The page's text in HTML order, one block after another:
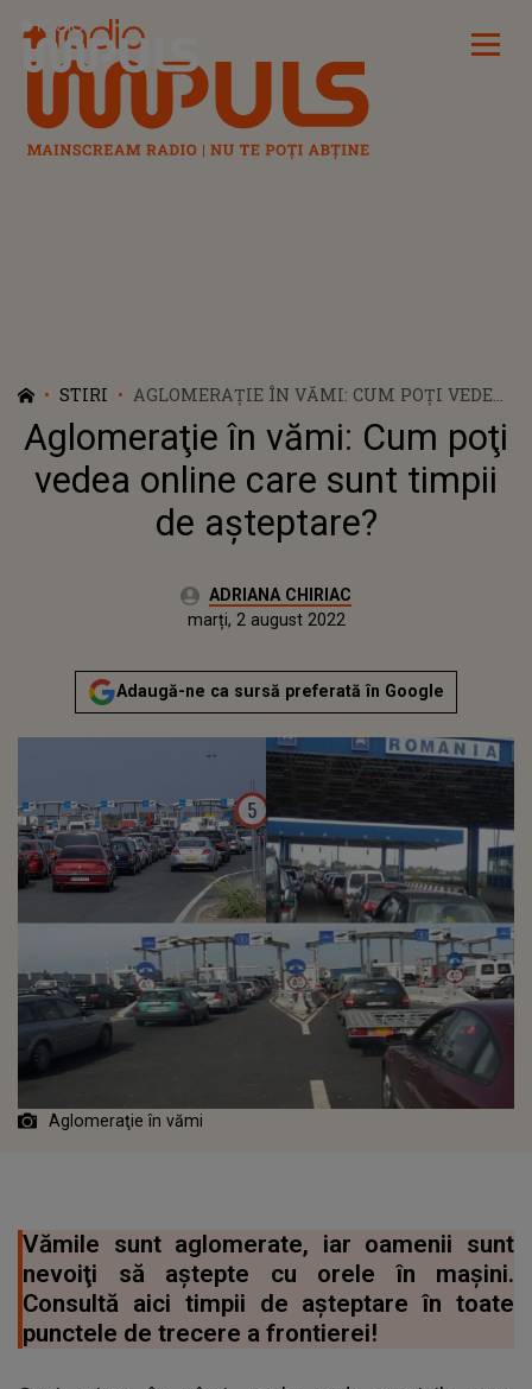
Radio Impuls
STIRI
AGLOMERAŢIE ÎN VĂMI: CUM POŢI VEDEA
ONLINE CARE SUNT TIMPII DE
AŞTEPTARE?
Aglomeraţie în vămi: Cum poţi
vedea online care sunt timpii
de aşteptare?
Autor:ADRIANA CHIRIAC
Actualizat:
marți, 2 august 2022
Adaugă-ne ca sursă preferată în Google
Aglomeraţie în vămi
Vămile sunt aglomerate, iar oamenii sunt
nevoiţi să aştepte cu orele în maşini.
Consultă aici timpii de așteptare în toate
punctele de trecere a frontierei!